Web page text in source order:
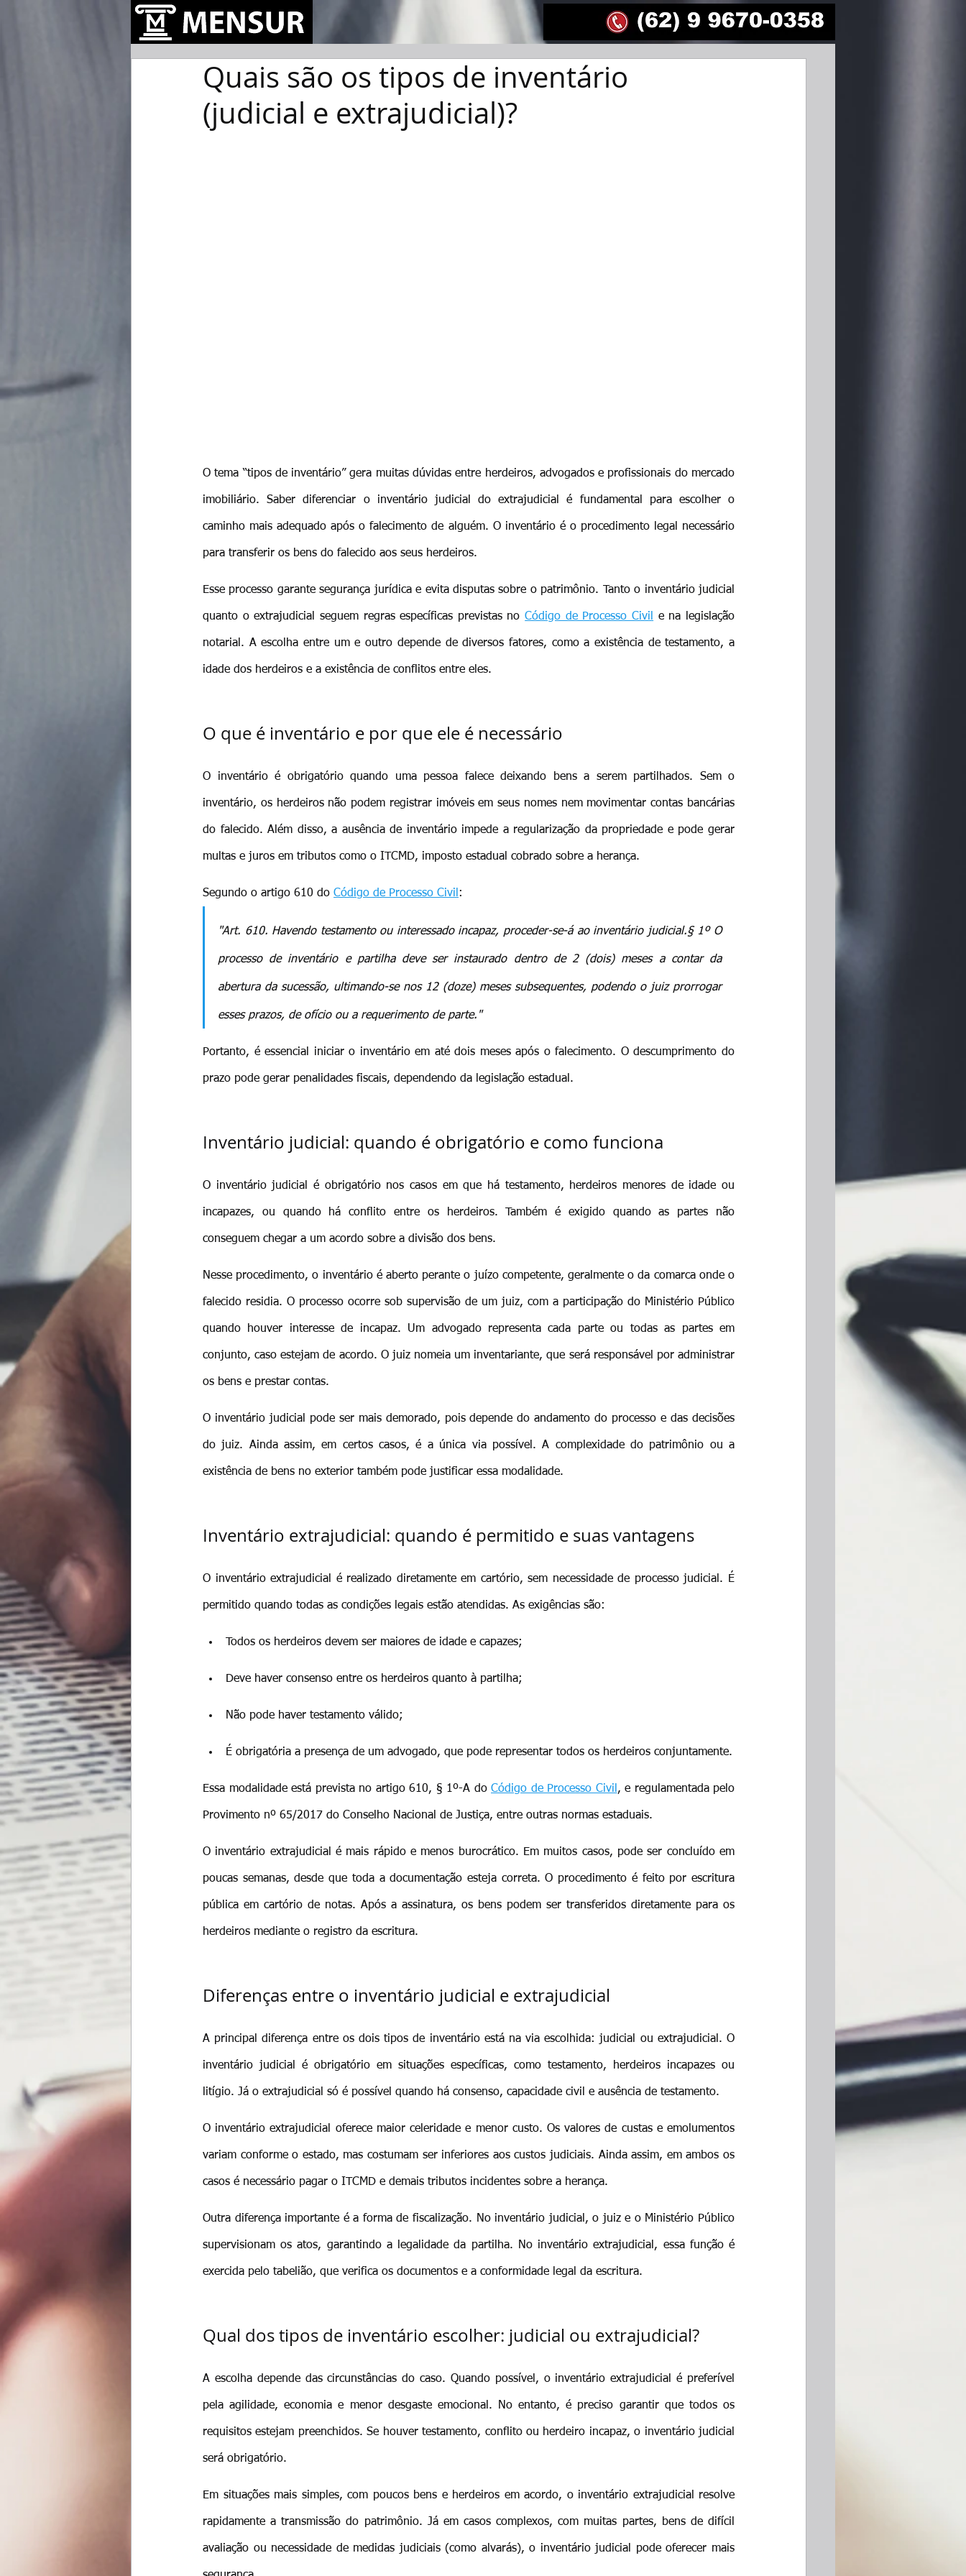
Quais são os tipos de inventário
(judicial e extrajudicial)?
O tema “tipos de inventário” gera muitas dúvidas entre herdeiros, advogados e profissionais do mercado
imobiliário. Saber diferenciar o inventário judicial do extrajudicial é fundamental para escolher o
caminho mais adequado após o falecimento de alguém. O inventário é o procedimento legal necessário
para transferir os bens do falecido aos seus herdeiros.
Esse processo garante segurança jurídica e evita disputas sobre o patrimônio. Tanto o inventário judicial
quanto o extrajudicial seguem regras específicas previstas no Código de Processo Civil e na legislação
notarial. A escolha entre um e outro depende de diversos fatores, como a existência de testamento, a
idade dos herdeiros e a existência de conflitos entre eles.
O que é inventário e por que ele é necessário
O inventário é obrigatório quando uma pessoa falece deixando bens a serem partilhados. Sem o
inventário, os herdeiros não podem registrar imóveis em seus nomes nem movimentar contas bancárias
do falecido. Além disso, a ausência de inventário impede a regularização da propriedade e pode gerar
multas e juros em tributos como o ITCMD, imposto estadual cobrado sobre a herança.
Segundo o artigo 610 do Código de Processo Civil :
"Art. 610. Havendo testamento ou interessado incapaz, proceder-se-á ao inventário judicial.§ 1º O
processo de inventário e partilha deve ser instaurado dentro de 2 (dois) meses a contar da
abertura da sucessão, ultimando-se nos 12 (doze) meses subsequentes, podendo o juiz prorrogar
esses prazos, de ofício ou a requerimento de parte."
Portanto, é essencial iniciar o inventário em até dois meses após o falecimento. O descumprimento do
prazo pode gerar penalidades fiscais, dependendo da legislação estadual.
Inventário judicial: quando é obrigatório e como funciona
O inventário judicial é obrigatório nos casos em que há testamento, herdeiros menores de idade ou
incapazes, ou quando há conflito entre os herdeiros. Também é exigido quando as partes não
conseguem chegar a um acordo sobre a divisão dos bens.
Nesse procedimento, o inventário é aberto perante o juízo competente, geralmente o da comarca onde o
falecido residia. O processo ocorre sob supervisão de um juiz, com a participação do Ministério Público
quando houver interesse de incapaz. Um advogado representa cada parte ou todas as partes em
conjunto, caso estejam de acordo. O juiz nomeia um inventariante, que será responsável por administrar
os bens e prestar contas.
O inventário judicial pode ser mais demorado, pois depende do andamento do processo e das decisões
do juiz. Ainda assim, em certos casos, é a única via possível. A complexidade do patrimônio ou a
existência de bens no exterior também pode justificar essa modalidade.
Inventário extrajudicial: quando é permitido e suas vantagens
O inventário extrajudicial é realizado diretamente em cartório, sem necessidade de processo judicial. É
permitido quando todas as condições legais estão atendidas. As exigências são:
Todos os herdeiros devem ser maiores de idade e capazes;
Deve haver consenso entre os herdeiros quanto à partilha;
Não pode haver testamento válido;
É obrigatória a presença de um advogado, que pode representar todos os herdeiros conjuntamente.
Essa modalidade está prevista no artigo 610, § 1º-A do Código de Processo Civil , e regulamentada pelo
Provimento nº 65/2017 do Conselho Nacional de Justiça, entre outras normas estaduais.
O inventário extrajudicial é mais rápido e menos burocrático. Em muitos casos, pode ser concluído em
poucas semanas, desde que toda a documentação esteja correta. O procedimento é feito por escritura
pública em cartório de notas. Após a assinatura, os bens podem ser transferidos diretamente para os
herdeiros mediante o registro da escritura.
Diferenças entre o inventário judicial e extrajudicial
A principal diferença entre os dois tipos de inventário está na via escolhida: judicial ou extrajudicial. O
inventário judicial é obrigatório em situações específicas, como testamento, herdeiros incapazes ou
litígio. Já o extrajudicial só é possível quando há consenso, capacidade civil e ausência de testamento.
O inventário extrajudicial oferece maior celeridade e menor custo. Os valores de custas e emolumentos
variam conforme o estado, mas costumam ser inferiores aos custos judiciais. Ainda assim, em ambos os
casos é necessário pagar o ITCMD e demais tributos incidentes sobre a herança.
Outra diferença importante é a forma de fiscalização. No inventário judicial, o juiz e o Ministério Público
supervisionam os atos, garantindo a legalidade da partilha. No inventário extrajudicial, essa função é
exercida pelo tabelião, que verifica os documentos e a conformidade legal da escritura.
Qual dos tipos de inventário escolher: judicial ou extrajudicial?
A escolha depende das circunstâncias do caso. Quando possível, o inventário extrajudicial é preferível
pela agilidade, economia e menor desgaste emocional. No entanto, é preciso garantir que todos os
requisitos estejam preenchidos. Se houver testamento, conflito ou herdeiro incapaz, o inventário judicial
será obrigatório.
Em situações mais simples, com poucos bens e herdeiros em acordo, o inventário extrajudicial resolve
rapidamente a transmissão do patrimônio. Já em casos complexos, com muitas partes, bens de difícil
avaliação ou necessidade de medidas judiciais (como alvarás), o inventário judicial pode oferecer mais